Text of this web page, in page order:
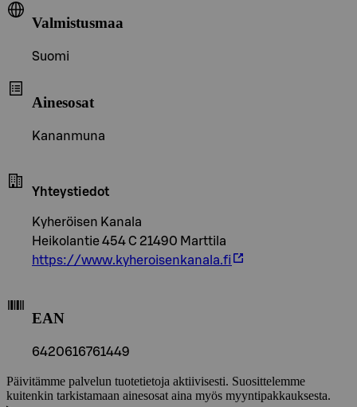
Valmistusmaa
Suomi
Ainesosat
Kananmuna
Yhteystiedot
Kyheröisen Kanala
Heikolantie 454 C 21490 Marttila
https://www.kyheroisenkanala.fi
EAN
6420616761449
Päivitämme palvelun tuotetietoja aktiivisesti. Suosittelemme
kuitenkin tarkistamaan ainesosat aina myös myyntipakkauksesta.